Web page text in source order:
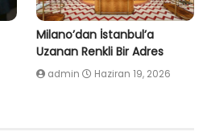
Milano’dan İstanbul’a
Uzanan Renkli Bir Adres
admin Haziran 19, 2026